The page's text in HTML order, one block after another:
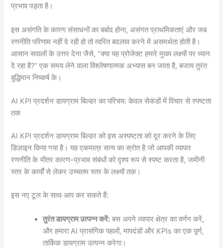
प्रभाव पड़ता है।
इस असंगति के कारण संसाधनों का बर्बाद होना, असंगत प्राथमिकताएं और जब
रणनीति परिणाम नहीं दे रही हो तो त्वरित बदलाव करने में असमर्थता होती है।
आसान सवालों के उत्तर देना जैसे, “क्या यह प्रोजेक्ट हमारे मुख्य लक्ष्यों पर ध्यान
दे रहा है?” एक समय लेने वाला विश्लेषणात्मक अभ्यास बन जाता है, बजाय तुरंत
बुद्धिमान निष्कर्ष के।
AI KPI प्रदर्शन डायग्राम बिल्डर का परिचय: केवल सेकंडों में विचार से स्पष्टता
तक
AI KPI प्रदर्शन डायग्राम बिल्डर को इस अस्पष्टता को दूर करने के लिए
डिज़ाइन किया गया है। यह एकमात्र सत्य का स्रोत है जो आपकी व्यापार
रणनीति के भीतर कारण-प्रभाव संबंधों को दृश्य रूप से स्पष्ट करता है, जमीनी
स्तर के कार्यों से लेकर उच्चतम स्तर के लक्ष्यों तक।
इस नए टूल के साथ आप कर सकते हैं:
तुरंत डायग्राम उत्पन्न करें: बस अपने व्यापार क्षेत्र का वर्णन करें,
और हमारा AI प्रासंगिक पहलों, मापदंडों और KPIs का एक पूर्ण,
तार्किक डायग्राम उत्पन्न करेगा।